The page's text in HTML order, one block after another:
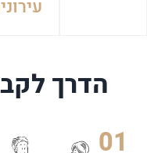
הדרך
01